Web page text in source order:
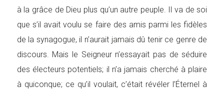
à la grâce de Dieu plus qu’un autre peuple. Il va de soi
que s’il avait voulu se faire des amis parmi les fidèles
de la synagogue, il n’aurait jamais dû tenir ce genre de
discours. Mais le Seigneur n’essayait pas de séduire
des électeurs potentiels; il n’a jamais cherché à plaire
à quiconque; ce qu’il voulait, c’était révéler l’Éternel à